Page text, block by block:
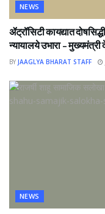
NEWS
ॲट्रॉसिटी कायद्यात
न्यायालये उभारा –
BY JAAGLYA BHARAT STAFF
NEWS